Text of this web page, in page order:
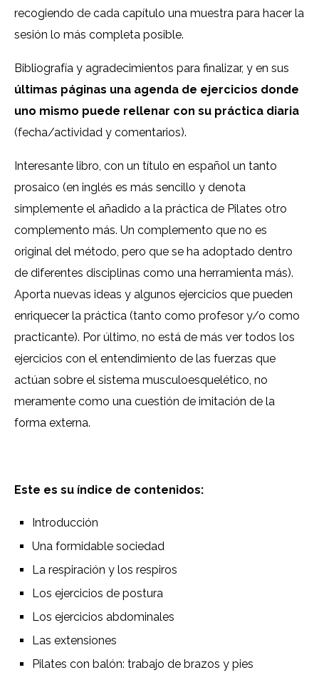
recogiendo de cada capítulo una muestra para hacer la
sesión lo más completa posible.
Bibliografía y agradecimientos para finalizar, y en sus
últimas páginas una agenda de ejercicios donde
uno mismo puede rellenar con su práctica diaria
(fecha/actividad y comentarios).
Interesante libro, con un título en español un tanto
prosaico (en inglés es más sencillo y denota
simplemente el añadido a la práctica de Pilates otro
complemento más. Un complemento que no es
original del método, pero que se ha adoptado dentro
de diferentes disciplinas como una herramienta más).
Aporta nuevas ideas y algunos ejercicios que pueden
enriquecer la práctica (tanto como profesor y/o como
practicante). Por último, no está de más ver todos los
ejercicios con el entendimiento de las fuerzas que
actúan sobre el sistema musculoesquelético, no
meramente como una cuestión de imitación de la
forma externa.
Este es su índice de contenidos:
Introducción
Una formidable sociedad
La respiración y los respiros
Los ejercicios de postura
Los ejercicios abdominales
Las extensiones
Pilates con balón: trabajo de brazos y pies